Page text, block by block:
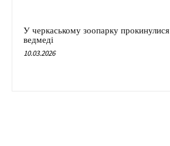
У черкаському зоопарку прокинулися
ведмеді
10.03.2026